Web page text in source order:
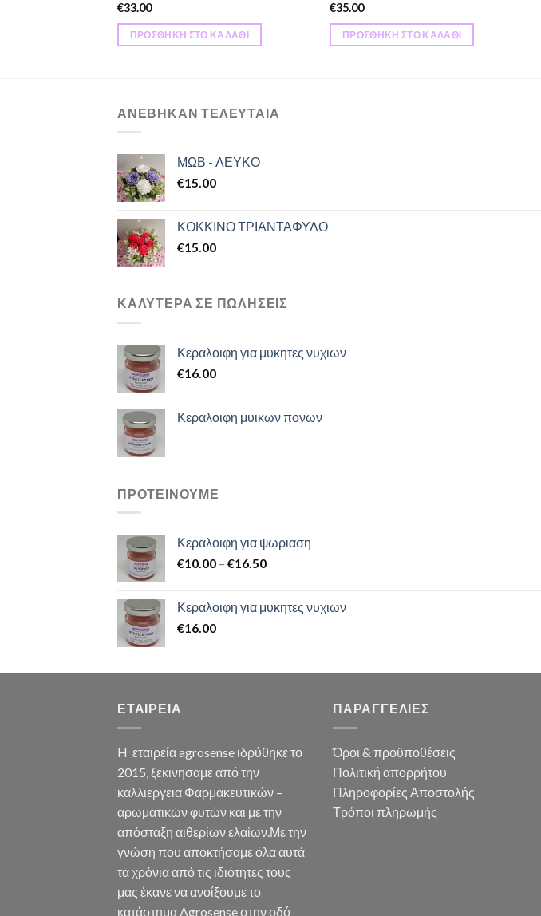
€33.00
ΠΡΟΣΘΉΚΗ ΣΤΟ ΚΑΛΆΘΙ
€35.00
ΠΡΟΣΘΉΚΗ ΣΤΟ ΚΑΛΆΘΙ
ΑΝΕΒΗΚΑΝ ΤΕΛΕΥΤΑΙΑ
ΜΩΒ - ΛΕΥΚΟ
€15.00
ΚΟΚΚΙΝΟ ΤΡΙΑΝΤΑΦΥΛΟ
€15.00
ΚΑΛΥΤΕΡΑ ΣΕ ΠΩΛΗΣΕΙΣ
Κεραλοιφη για μυκητες νυχιων
€16.00
Κεραλοιφη μυικων πονων
ΠΡΟΤΕΙΝΟΥΜΕ
Κεραλοιφη για ψωριαση
€10.00 – €16.50
Κεραλοιφη για μυκητες νυχιων
€16.00
ΕΤΑΙΡΕΙΑ
H εταιρεία agrosense ιδρύθηκε το
2015, ξεκινησαμε από την
καλλιεργεια Φαρμακευτικών –
αρωματικών φυτών και με την
απόσταξη αιθερίων ελαίων.Με την
γνώση που αποκτήσαμε όλα αυτά
τα χρόνια από τις ιδιότητες τους
μας έκανε να ανοίξουμε το
κατάστημα Agrosense στην οδό
ΠΑΡΑΓΓΕΛΙΕΣ
Όροι & προϋποθέσεις
Πολιτική απορρήτου
Πληροφορίες Αποστολής
Τρόποι πληρωμής